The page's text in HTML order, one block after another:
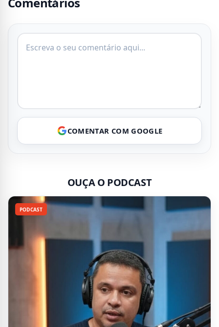
COMENTAR COM GOOGLE
OUÇA O PODCAST
PODCAST